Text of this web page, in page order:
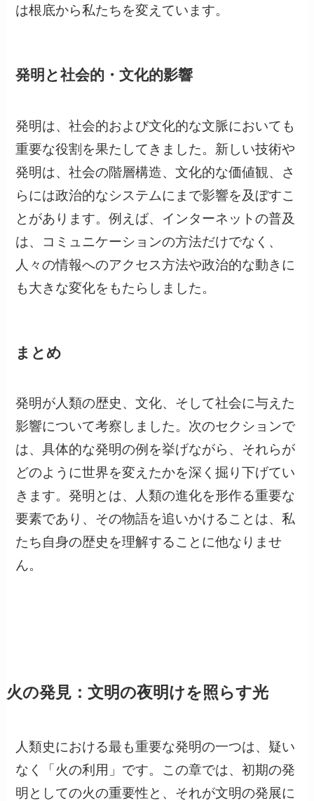
は根底から私たちを変えています。
発明と社会的・文化的影響
発明は、社会的および文化的な文脈においても
重要な役割を果たしてきました。新しい技術や
発明は、社会の階層構造、文化的な価値観、さ
らには政治的なシステムにまで影響を及ぼすこ
とがあります。例えば、インターネットの普及
は、コミュニケーションの方法だけでなく、
人々の情報へのアクセス方法や政治的な動きに
も大きな変化をもたらしました。
まとめ
発明が人類の歴史、文化、そして社会に与えた
影響について考察しました。次のセクションで
は、具体的な発明の例を挙げながら、それらが
どのように世界を変えたかを深く掘り下げてい
きます。発明とは、人類の進化を形作る重要な
要素であり、その物語を追いかけることは、私
たち自身の歴史を理解することに他なりませ
ん。
火の発見：文明の夜明けを照らす光
人類史における最も重要な発明の一つは、疑い
なく「火の利用」です。この章では、初期の発
明としての火の重要性と、それが文明の発展に